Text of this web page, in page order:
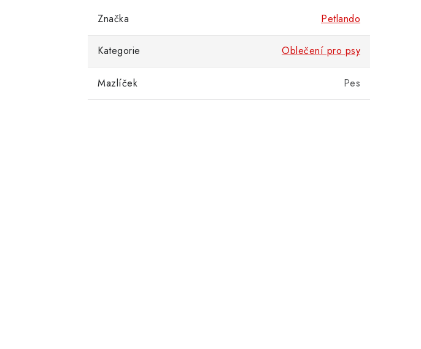
Značka Petlando
Kategorie Oblečení pro psy
Mazlíček Pes